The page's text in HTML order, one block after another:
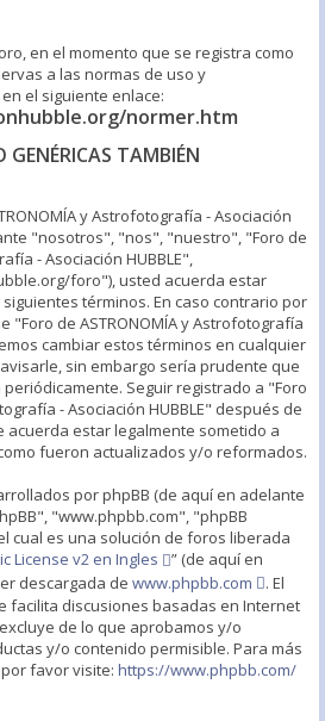
en el momento que se registra como
a las normas de uso y
el siguiente enlace:
normer.htm
GENÉRICAS TAMBIÉN
y Astrofotografía - Asociación
"nosotros", "nos", "nuestro", "Foro de
- Asociación HUBBLE",
foro"), usted acuerda estar
términos. En caso contrario por
de ASTRONOMÍA y Astrofotografía
cambiar estos términos en cualquier
sin embargo sería prudente que
Seguir registrado a "Foro
- Asociación HUBBLE" después de
acuerda estar legalmente sometido a
fueron actualizados y/o reformados.
por phpBB (de aquí en adelante
"www.phpbb.com", "phpBB
cual es una solución de foros liberada
License v2 en Ingles
” (de aquí en
descargada de www.phpbb.com
. El
facilita discusiones basadas en Internet
de lo que aprobamos y/o
y/o contenido permisible. Para más
favor visite: https://www.phpbb.com/